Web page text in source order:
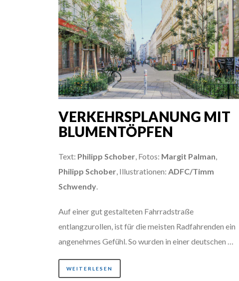
VERKEHRSPLANUNG MIT
BLUMENTÖPFEN
Text: Philipp Schober, Fotos: Margit Palman,
Philipp Schober, Illustrationen: ADFC/Timm
Schwendy.
Auf einer gut gestalteten Fahrradstraße
entlangzurollen, ist für die meisten Radfahrenden ein
angenehmes Gefühl. So wurden in einer deutschen …
WEITERLESEN